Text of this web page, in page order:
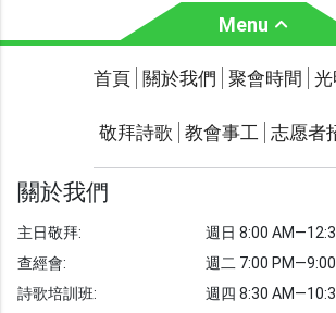
Menu
關於我們 聚會時
光明週刊 學習聖
聖經故事
敬拜詩歌 圖庫
首頁 關於我們 聚會時間
敬拜詩歌 教會事工 志愿者
關於我們
主日敬拜:
查經會:
詩歌培訓班:
週日 8:00
週二 7:00
週四 8:30